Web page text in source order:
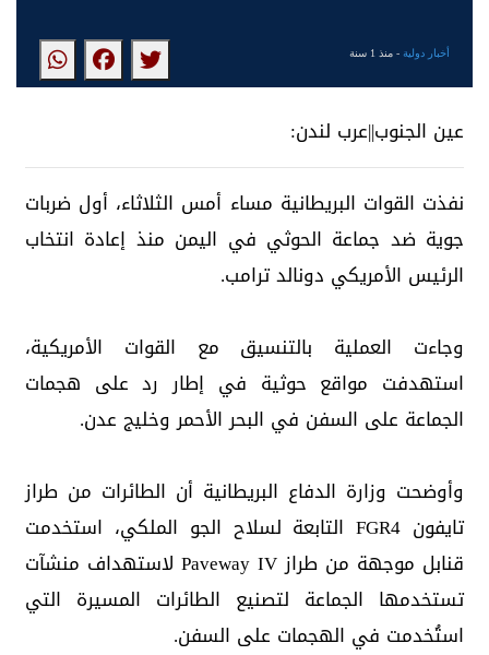
أخبار دولية- منذ 1 سنة
عين الجنوب||عرب لندن:
نفذت القوات البريطانية مساء أمس الثلاثاء، أول ضربات
جوية ضد جماعة الحوثي في اليمن منذ إعادة انتخاب
الرئيس الأمريكي دونالد ترامب.
وجاءت العملية بالتنسيق مع القوات الأمريكية،
استهدفت مواقع حوثية في إطار رد على هجمات
الجماعة على السفن في البحر الأحمر وخليج عدن.
وأوضحت وزارة الدفاع البريطانية أن الطائرات من طراز
تايفون FGR4 التابعة لسلاح الجو الملكي، استخدمت
قنابل موجهة من طراز Paveway IV لاستهداف منشآت
تستخدمها الجماعة لتصنيع الطائرات المسيرة التي
استُخدمت في الهجمات على السفن.